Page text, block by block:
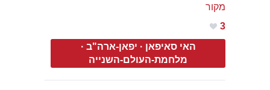
מקור
3
האי סאיפאן · יפאן-ארה"ב ·
מלחמת-העולם-השנייה